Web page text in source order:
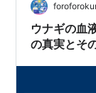
ウナギの血
の真実とそ